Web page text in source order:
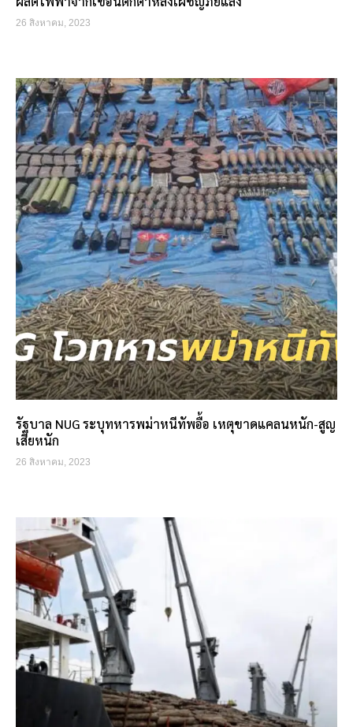
26 สิงหาคม, 2023
รัฐบาล NUG ระบุทหารพม่าหนีทัพอื้อ เหตุขาดแคลนหนัก-สูญ
เสียหนัก
26 สิงหาคม, 2023